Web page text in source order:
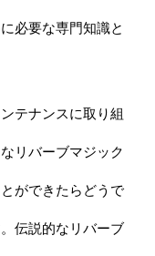
必要な専門知識と
テナンスに取り組
リバーブマジック
ができたらどうで
伝説的なリバーブ